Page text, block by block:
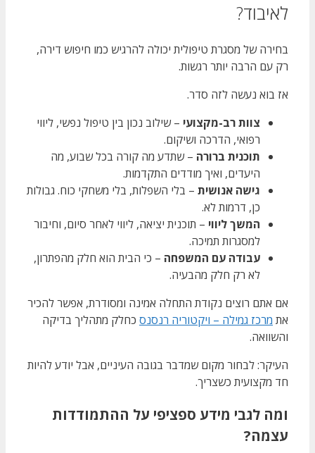
לאיבוד?
בחירה של מסגרת טיפולית יכולה להרגיש כמו חיפוש דירה,
רק עם הרבה יותר רגשות.
אז בוא נעשה לזה סדר.
צוות רב-מקצועי – שילוב נכון בין טיפול נפשי, ליווי
רפואי, הדרכה ושיקום.
תוכנית ברורה – שתדע מה קורה בכל שבוע, מה
היעדים, ואיך מודדים התקדמות.
גישה אנושית – בלי השפלות, בלי משחקי כוח. גבולות
כן, דרמות לא.
המשך ליווי – תוכנית יציאה, ליווי לאחר סיום, וחיבור
למסגרות תמיכה.
עבודה עם המשפחה – כי הבית הוא חלק מהפתרון,
לא רק חלק מהבעיה.
אם אתם רוצים נקודת התחלה אמינה ומסודרת, אפשר להכיר
את מרכז גמילה – ויקטוריה רנסנס כחלק מתהליך בדיקה
והשוואה.
העיקר: לבחור מקום שמדבר בגובה העיניים, אבל יודע להיות
חד מקצועית כשצריך.
ומה לגבי מידע ספציפי על ההתמודדות
עצמה?